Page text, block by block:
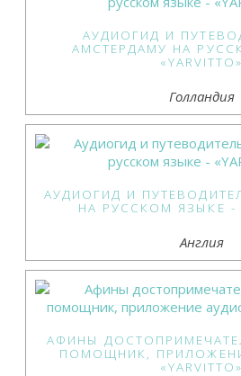
АУДИОГИД И
АМСТЕРДАМУ НА
«YARVITTO»
Голландия
АУДИОГИД И
НА РУССКОМ ЯЗЫКЕ -
Англия
АФИНЫ
ПОМОЩНИК,
«YARVITTO»